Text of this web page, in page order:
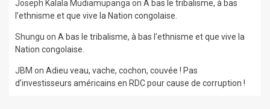
Joseph Kalala Mudiamupangaon A bas le tribalisme, à bas
l’ethnisme et que vive la Nation congolaise.
Shungu on A bas le tribalisme, à bas l’ethnisme et que vive la
Nation congolaise.
JBM on Adieu veau, vache, cochon, couvée ! Pas
d’investisseurs américains en RDC pour cause de corruption !